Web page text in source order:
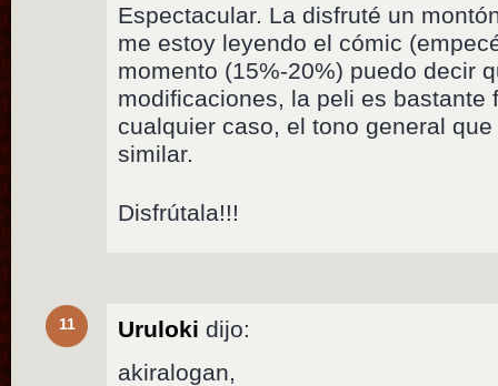
Espectacular. La disfruté un
me estoy leyendo el cómic
momento (15%-20%) puedo decir
modificaciones, la peli es bastante
cualquier caso, el tono general
similar.
Disfrútala!!!
11 Uruloki dijo:
akiralogan,